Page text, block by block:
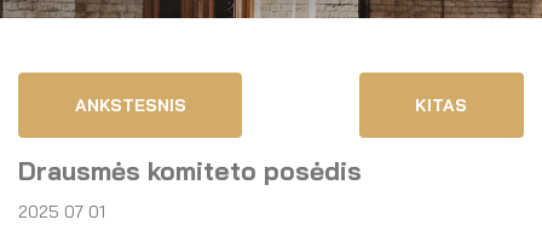
Advokatų tarybos pirmininkas
Advokatų taryba
Komitetai
Savitarna
Savivaldos teisės aktai
Dokumentų atmintinė
ANKSTESNIS KITAS
Drausmės komiteto posėdis
2025 07 01